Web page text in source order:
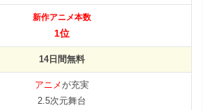
新作アニメ本数
1位
14日間無料
アニメが充実
2.5次元舞台